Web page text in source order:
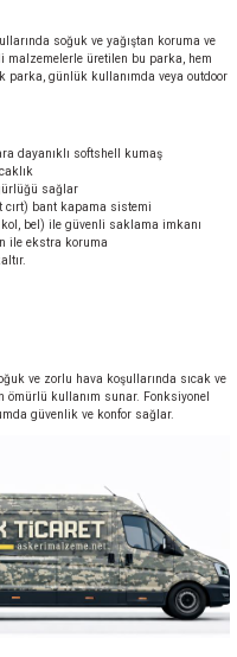
soğuk ve yağıştan koruma ve
malzemelerle üretilen bu parka, hem
parka, günlük kullanımda veya outdoor
dayanıklı softshell kumaş
sağlar
cırt) bant kapama sistemi
bel) ile güvenli saklama imkanı
ile ekstra koruma
ve zorlu hava koşullarında sıcak ve
ömürlü kullanım sunar. Fonksiyonel
güvenlik ve konfor sağlar.